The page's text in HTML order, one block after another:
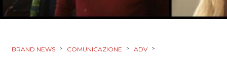
BRAND NEWS > COMUNICAZIONE > ADV >